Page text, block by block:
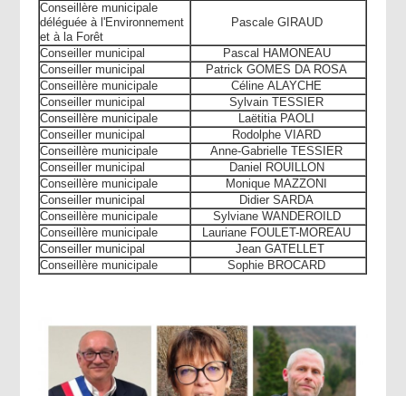
Conseillère municipale
déléguée à l'Environnement
et à la Forêt
Pascale GIRAUD
Conseiller municipal Pascal HAMONEAU
Conseiller municipal
PatrickGOMES DA ROSA
Conseillère municipale
CélineALAYCHE
Conseiller municipal
SylvainTESSIER
Conseillère municipale
Laëtitia PAOLI
Conseiller municipal
RodolpheVIARD
Conseillère municipale
Anne-GabrielleTESSIER
Conseiller municipal
Daniel ROUILLON
Conseillère municipale
Monique MAZZONI
Conseiller municipal
DidierSARDA
Conseillère municipale
Sylviane WANDEROILD
Conseillère municipale
Lauriane FOULET-MOREAU
Conseiller municipal
JeanGATELLET
Conseillère municipale
Sophie BROCARD